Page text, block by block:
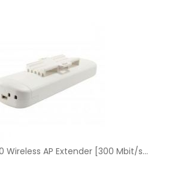
Wireless AP Extender [300 Mbit/s...